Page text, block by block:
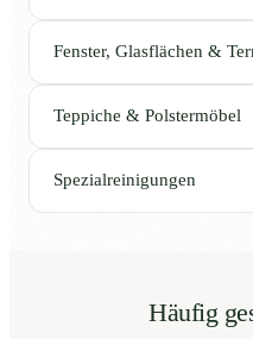
Fenster, Glasflächen &
Teppiche & Polstermöbel
Spezialreinigungen
Häufig